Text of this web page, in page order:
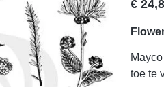
€
toe te